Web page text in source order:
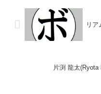
2021/06/...
リ
片渕 龍太(Ryota